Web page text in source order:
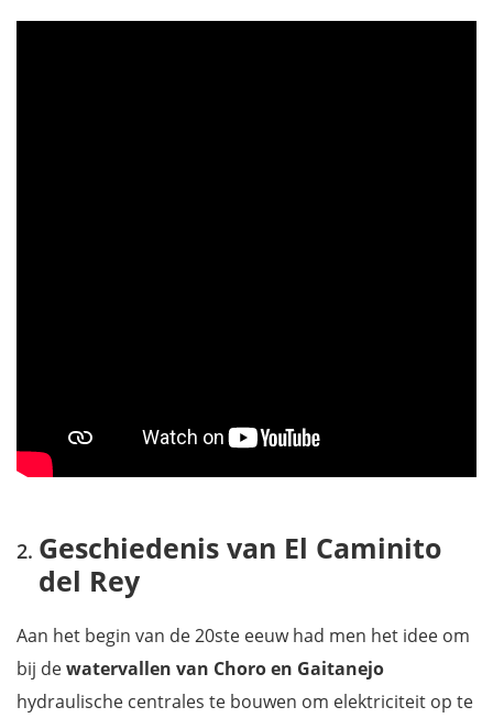
Praktische info voor je bezoek
Geschiedenis van El Caminito
del Rey
Aan het begin van de 20ste eeuw had men het idee om
bij dewatervallen van Choro en Gaitanejo
hydraulische centrales te bouwen om elektriciteit op te